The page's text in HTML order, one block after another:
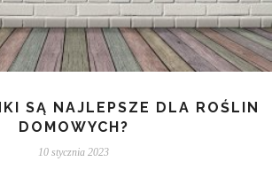
SĄ NAJLEPSZE DLA ROŚLIN
DOMOWYCH?
10 stycznia 2023